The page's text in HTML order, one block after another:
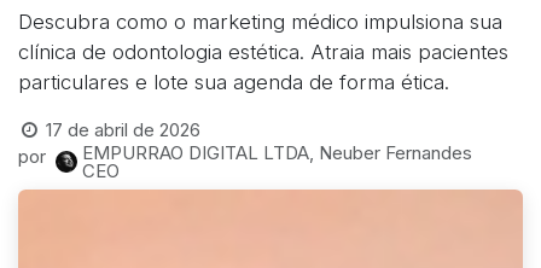
Descubra como o marketing médico impulsiona sua
clínica de odontologia estética. Atraia mais pacientes
particulares e lote sua agenda de forma ética.
17 de abril de 2026
por
EMPURRAO DIGITAL LTDA, Neuber Fernandes
CEO